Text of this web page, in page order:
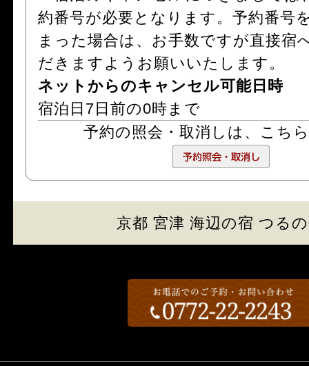
約番号が必要となります。予約番号
まった場合は、お手数ですが直接宿
だきますようお願いいたします。
ネットからのキャンセル可能日時
宿泊日7日前の0時まで
予約の照会・取消しは、 こちら
京都 宮津 海辺の宿 つる